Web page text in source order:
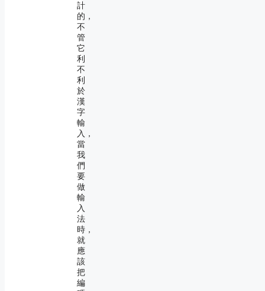
計
的，
不
管
它
利
不
利
於
漢
字
輸
入，
當
我
們
要
做
輸
入
法
時，
就
應
該
把
編